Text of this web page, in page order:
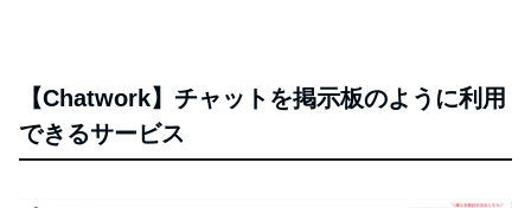
【Chatwork】チャットを掲示板のように利用
できるサービス